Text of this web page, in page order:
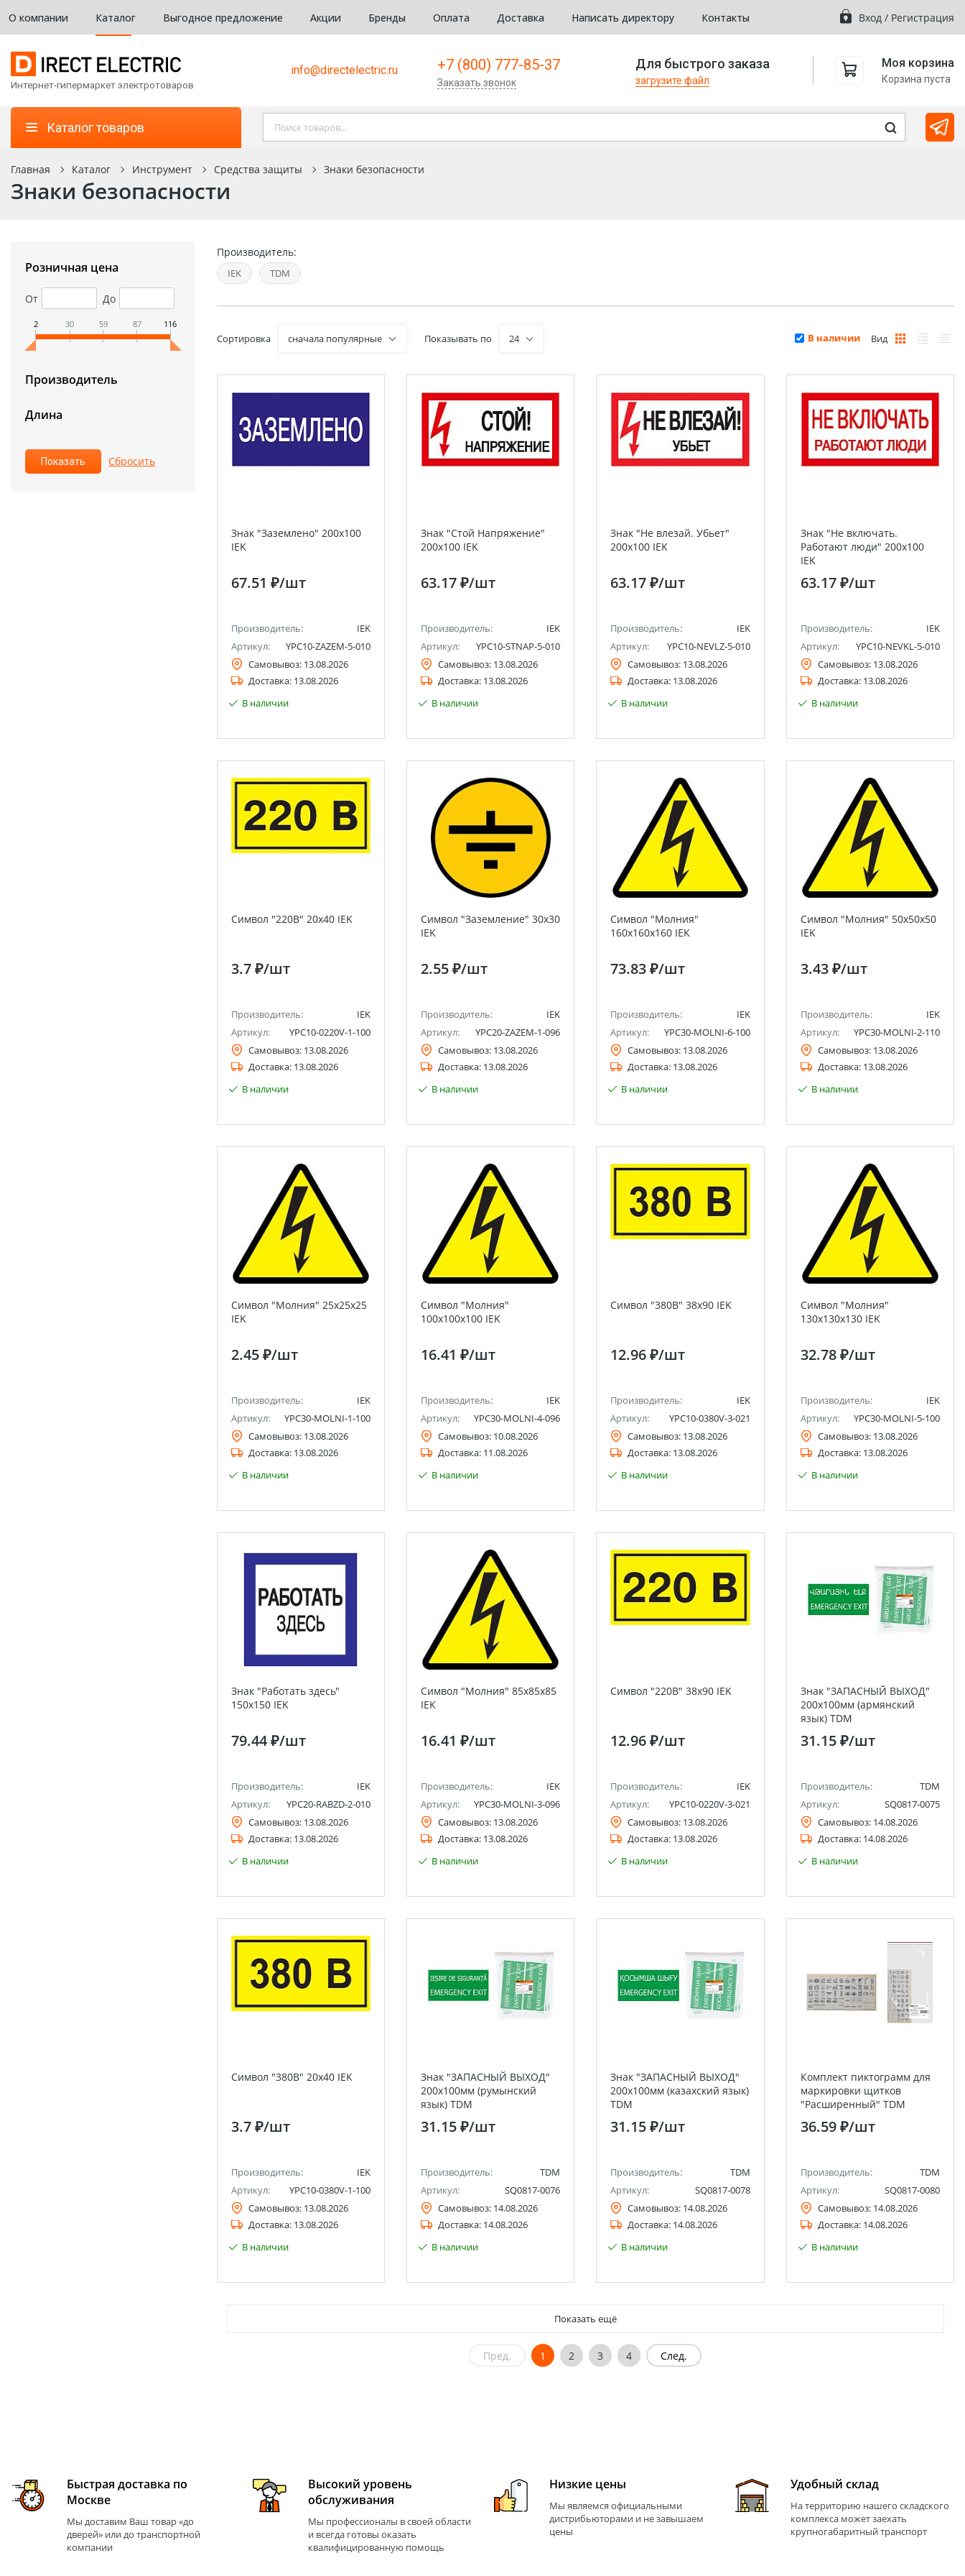
О компании Каталог Выгодное предложение Акции Бренды Оплата Доставка Написать директору Контакты Вход / Регистрация
Интернет-гипермаркет электротоваров
info@directelectric.ru +7 (800) 777-85-37
Заказать звонок
Для быстрого заказа
загрузите файл
Моя корзина
Корзина пуста
Каталог товаров
Главная Каталог Инструмент Средства защиты Знаки безопасности
Знаки безопасности
Розничная цена
От До
2 30 59 87 116
Производитель
Длина
Производитель:
IEK TDM
Сортировка сначала популярные Показывать по 24 В наличии Вид
Знак "Заземлено" 200х100
IEK
67.51 ₽/шт
Производитель:
IEK
Артикул:
YPC10-ZAZEM-5-010
Самовывоз: 13.08.2026
Доставка: 13.08.2026
В наличии
Знак "Стой Напряжение"
200х100 IEK
63.17 ₽/шт
Производитель:
IEK
Артикул:
YPC10-STNAP-5-010
Самовывоз: 13.08.2026
Доставка: 13.08.2026
В наличии
Знак "Не влезай. Убьет"
200х100 IEK
63.17 ₽/шт
Производитель:
IEK
Артикул:
YPC10-NEVLZ-5-010
Самовывоз: 13.08.2026
Доставка: 13.08.2026
В наличии
Знак "Не включать.
Работают люди" 200х100
IEK
63.17 ₽/шт
Производитель:
IEK
Артикул:
YPC10-NEVKL-5-010
Самовывоз: 13.08.2026
Доставка: 13.08.2026
В наличии
Символ "220В" 20х40 IEK
3.7 ₽/шт
Производитель:
IEK
Артикул:
YPC10-0220V-1-100
Самовывоз: 13.08.2026
Доставка: 13.08.2026
В наличии
Символ "Заземление" 30х30
IEK
2.55 ₽/шт
Производитель:
IEK
Артикул:
YPC20-ZAZEM-1-096
Самовывоз: 13.08.2026
Доставка: 13.08.2026
В наличии
Символ "Молния"
160х160х160 IEK
73.83 ₽/шт
Производитель:
IEK
Артикул:
YPC30-MOLNI-6-100
Самовывоз: 13.08.2026
Доставка: 13.08.2026
В наличии
Символ "Молния" 50х50х50
IEK
3.43 ₽/шт
Производитель:
IEK
Артикул:
YPC30-MOLNI-2-110
Самовывоз: 13.08.2026
Доставка: 13.08.2026
В наличии
Символ "Молния" 25х25х25
IEK
2.45 ₽/шт
Производитель:
IEK
Артикул:
YPC30-MOLNI-1-100
Самовывоз: 13.08.2026
Доставка: 13.08.2026
В наличии
Символ "Молния"
100х100х100 IEK
16.41 ₽/шт
Производитель:
IEK
Артикул:
YPC30-MOLNI-4-096
Самовывоз: 10.08.2026
Доставка: 11.08.2026
В наличии
Символ "380В" 38х90 IEK
12.96 ₽/шт
Производитель:
IEK
Артикул:
YPC10-0380V-3-021
Самовывоз: 13.08.2026
Доставка: 13.08.2026
В наличии
Символ "Молния"
130х130х130 IEK
32.78 ₽/шт
Производитель:
IEK
Артикул:
YPC30-MOLNI-5-100
Самовывоз: 13.08.2026
Доставка: 13.08.2026
В наличии
Знак "Работать здесь"
150х150 IEK
79.44 ₽/шт
Производитель:
IEK
Артикул:
YPC20-RABZD-2-010
Самовывоз: 13.08.2026
Доставка: 13.08.2026
В наличии
Символ "Молния" 85х85х85
IEK
16.41 ₽/шт
Производитель:
IEK
Артикул:
YPC30-MOLNI-3-096
Самовывоз: 13.08.2026
Доставка: 13.08.2026
В наличии
Символ "220В" 38х90 IEK
12.96 ₽/шт
Производитель:
IEK
Артикул:
YPC10-0220V-3-021
Самовывоз: 13.08.2026
Доставка: 13.08.2026
В наличии
Знак "ЗАПАСНЫЙ ВЫХОД"
200х100мм (армянский
язык) TDM
31.15 ₽/шт
Производитель:
TDM
Артикул:
SQ0817-0075
Самовывоз: 14.08.2026
Доставка: 14.08.2026
В наличии
Символ "380В" 20х40 IEK
3.7 ₽/шт
Производитель:
IEK
Артикул:
YPC10-0380V-1-100
Самовывоз: 13.08.2026
Доставка: 13.08.2026
В наличии
Знак "ЗАПАСНЫЙ ВЫХОД"
200х100мм (румынский
язык) TDM
31.15 ₽/шт
Производитель:
TDM
Артикул:
SQ0817-0076
Самовывоз: 14.08.2026
Доставка: 14.08.2026
В наличии
Знак "ЗАПАСНЫЙ ВЫХОД"
200х100мм (казахский язык)
TDM
31.15 ₽/шт
Производитель:
TDM
Артикул:
SQ0817-0078
Самовывоз: 14.08.2026
Доставка: 14.08.2026
В наличии
Комплект пиктограмм для
маркировки щитков
"Расширенный" TDM
36.59 ₽/шт
Производитель:
TDM
Артикул:
SQ0817-0080
Самовывоз: 14.08.2026
Доставка: 14.08.2026
В наличии
Показать ещё
Пред. 1 2 3 4 След.
Быстрая доставка по
Москве
Мы доставим Ваш товар «до
дверей» или до транспортной
компании
Высокий уровень
обслуживания
Мы профессионалы в своей области
и всегда готовы оказать
квалифицированную помощь
Низкие цены
Мы являемся официальными
дистрибьюторами и не завышаем
цены
Удобный склад
На территорию нашего складского
комплекса может заехать
крупногабаритный транспорт